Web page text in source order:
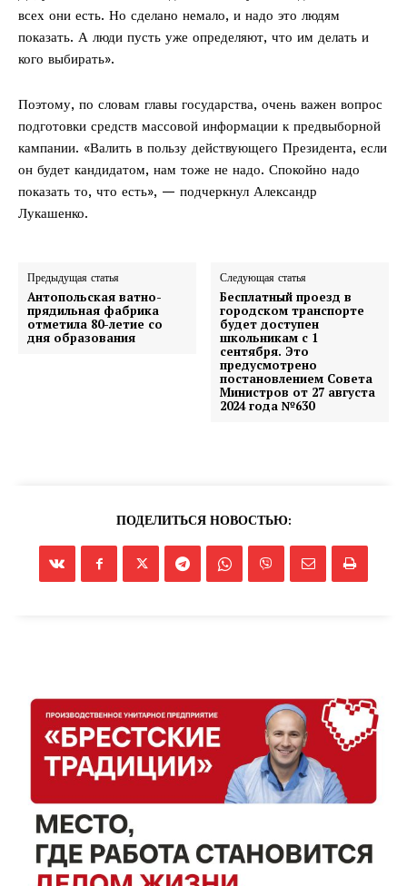
всех они есть. Но сделано немало, и надо это людям
показать. А люди пусть уже определяют, что им делать и
кого выбирать».
Поэтому, по словам главы государства, очень важен вопрос
подготовки средств массовой информации к предвыборной
кампании. «Валить в пользу действующего Президента, если
он будет кандидатом, нам тоже не надо. Спокойно надо
показать то, что есть», — подчеркнул Александр
Лукашенко.
Предыдущая статья
Антопольская ватно-
прядильная фабрика
отметила 80-летие со
дня образования
Следующая статья
Бесплатный проезд в
городском транспорте
будет доступен
школьникам с 1
сентября. Это
предусмотрено
постановлением Совета
Министров от 27 августа
2024 года №630
ПОДЕЛИТЬСЯ НОВОСТЬЮ: